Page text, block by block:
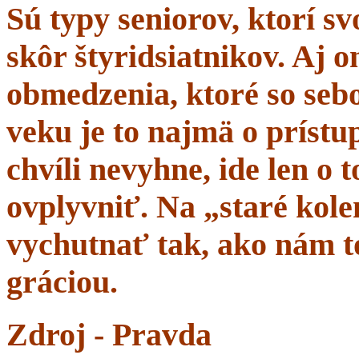
Sú typy seniorov, ktorí
skôr štyridsiatnikov. Aj
obmedzenia, ktoré so
veku je to najmä o
chvíli nevyhne, ide len o
ovplyvniť. Na „staré
vychutnať tak, ako nám
gráciou.
Zdroj - Pravda